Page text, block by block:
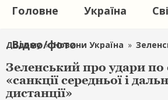
Головне Україна
Відео/фото
Додому » Новини Україна » Зеленський про
Зеленський про удари
«санкції середньої і
дистанції»